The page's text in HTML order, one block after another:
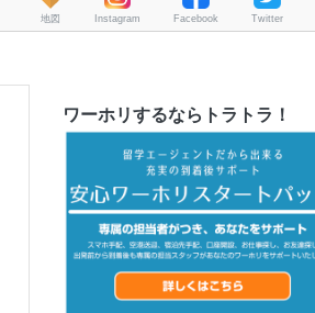
地図 Instagram Facebook Twitter
ワーホリするならトラトラ！